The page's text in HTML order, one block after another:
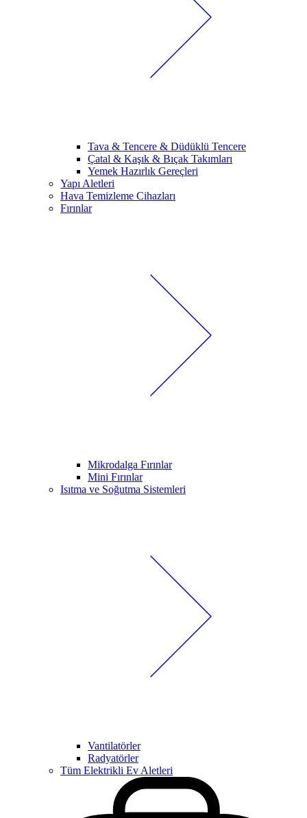
Tava & Tencere & Düdüklü Tencere
Çatal & Kaşık & Bıçak Takımları
Yemek Hazırlık Gereçleri
Yapı Aletleri
Hava Temizleme Cihazları
Fırınlar
Mikrodalga Fırınlar
Mini Fırınlar
Isıtma ve Soğutma Sistemleri
Vantilatörler
Radyatörler
Tüm Elektrikli Ev Aletleri